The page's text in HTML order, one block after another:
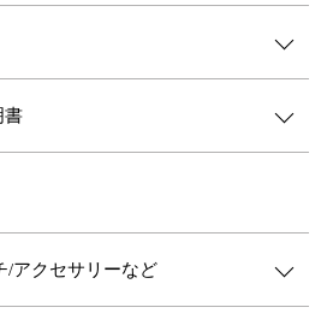
書
/アクセサリーなど